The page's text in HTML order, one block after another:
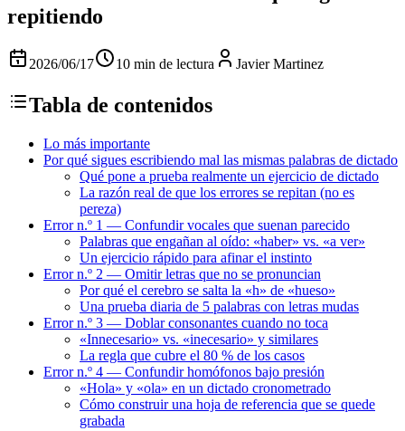
repitiendo
2026/06/17 10 min de lectura Javier Martinez
Tabla de contenidos
Lo más importante
Por qué sigues escribiendo mal las mismas palabras de dictado
Qué pone a prueba realmente un ejercicio de dictado
La razón real de que los errores se repitan (no es
pereza)
Error n.º 1 — Confundir vocales que suenan parecido
Palabras que engañan al oído: «haber» vs. «a ver»
Un ejercicio rápido para afinar el instinto
Error n.º 2 — Omitir letras que no se pronuncian
Por qué el cerebro se salta la «h» de «hueso»
Una prueba diaria de 5 palabras con letras mudas
Error n.º 3 — Doblar consonantes cuando no toca
«Innecesario» vs. «inecesario» y similares
La regla que cubre el 80 % de los casos
Error n.º 4 — Confundir homófonos bajo presión
«Hola» y «ola» en un dictado cronometrado
Cómo construir una hoja de referencia que se quede
grabada